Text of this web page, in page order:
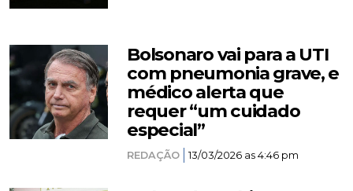
Bolsonaro vai para a UTI
com pneumonia grave, e
médico alerta que
requer “um cuidado
especial”
REDAÇÃO 13/03/2026 as 4:46 pm